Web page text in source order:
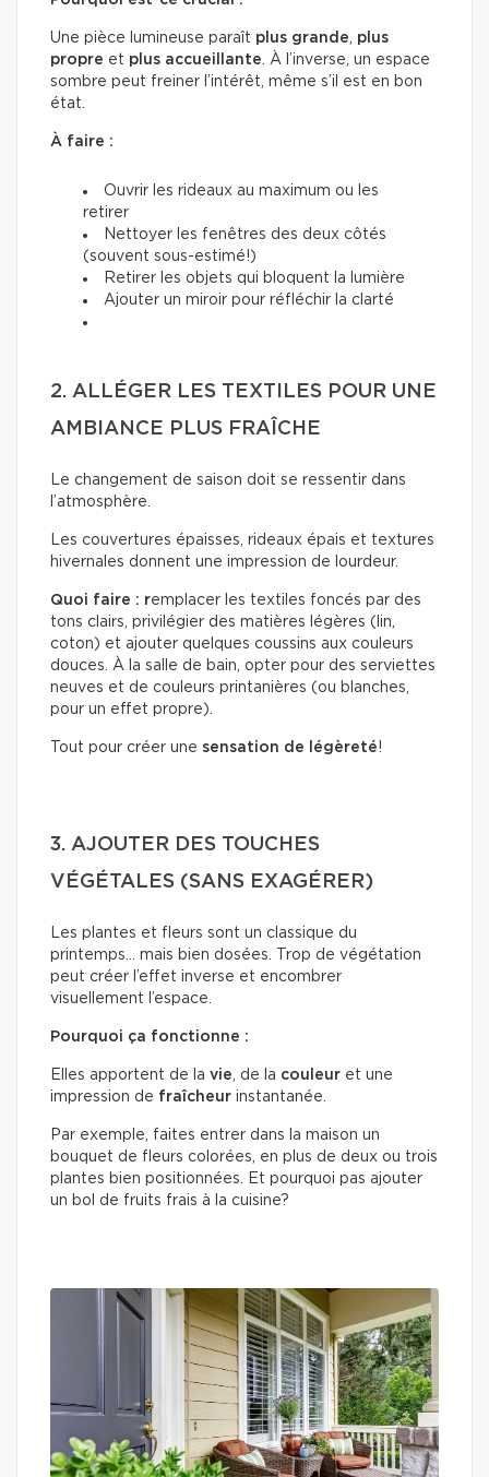
Une pièce lumineuse paraît plus grande, plus
propre et plus accueillante. À l’inverse, un espace
sombre peut freiner l’intérêt, même s’il est en bon
état.
À faire :
Ouvrir les rideaux au maximum ou les
retirer
Nettoyer les fenêtres des deux côtés
(souvent sous-estimé!)
Retirer les objets qui bloquent la lumière
Ajouter un miroir pour réfléchir la clarté
2. ALLÉGER LES TEXTILES POUR UNE
AMBIANCE PLUS FRAÎCHE
Le changement de saison doit se ressentir dans
l’atmosphère.
Les couvertures épaisses, rideaux épais et textures
hivernales donnent une impression de lourdeur.
Quoi faire : remplacer les textiles foncés par des
tons clairs, privilégier des matières légères (lin,
coton) et ajouter quelques coussins aux couleurs
douces. À la salle de bain, opter pour des serviettes
neuves et de couleurs printanières (ou blanches,
pour un effet propre).
Tout pour créer une sensation de légèreté!
3. AJOUTER DES TOUCHES
VÉGÉTALES (SANS EXAGÉRER)
Les plantes et fleurs sont un classique du
printemps… mais bien dosées. Trop de végétation
peut créer l’effet inverse et encombrer
visuellement l’espace.
Pourquoi ça fonctionne :
Elles apportent de la vie, de la couleur et une
impression de fraîcheur instantanée.
Par exemple, faites entrer dans la maison un
bouquet de fleurs colorées, en plus de deux ou trois
plantes bien positionnées. Et pourquoi pas ajouter
un bol de fruits frais à la cuisine?